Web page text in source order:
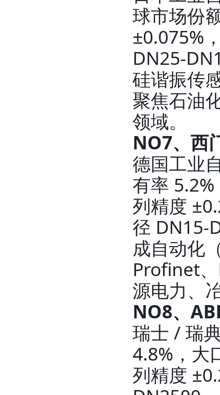
球市场份
±0.075%
DN25-
硅谐振传
聚焦石油
领域。
NO7、西
德国工业
有率
列精度
径 DN15-
成自动化
Profinet
源电力、
NO8、
瑞士 / 瑞
4.8%，大
列精度